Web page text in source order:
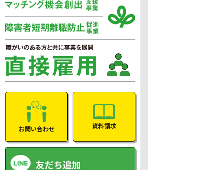
お問い合わせ 資料請求
友だち追加